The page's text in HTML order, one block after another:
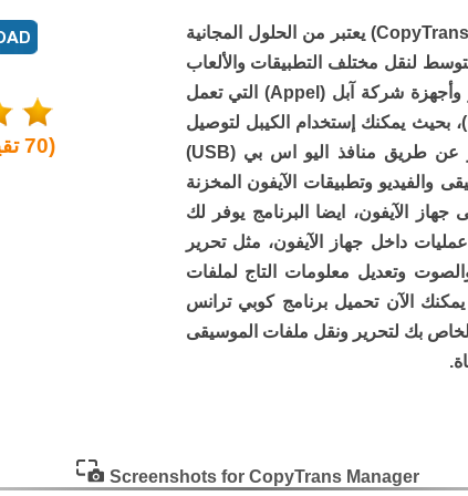
برنامج كوبي ترانس مانجر (CopyTrans Manager) يعتبر من الحلول المجانية
لنقل مختلف التطبيقات والألعاب
وملفات الصوت والفيديو بين الكمبيوتر وأجهزة شركة آبل (Appel) التي تعمل
بنظام التشغيل القوي آي أو إس (iOS )، بحيث يمكنك إستخدام الكيبل لتوصيل
جهاز الآيفون أو الآيباد بجهاز الكمبيوتر عن طريق منافذ اليو اس بي (USB)
والفيديو وتطبيقات الآيفون المخزنة
الآيفون، ايضا البرنامج يوفر لك
داخل جهاز الآيفون، مثل تحرير
وتعديل معلومات التاج لملفات
يمكنك الآن تحميل برنامج كوبي ترانس
بك لتحرير ونقل ملفات الموسيقى
(
70
Screenshots for CopyTrans Manager